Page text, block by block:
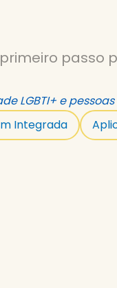
LGBTI+ e
Integrada